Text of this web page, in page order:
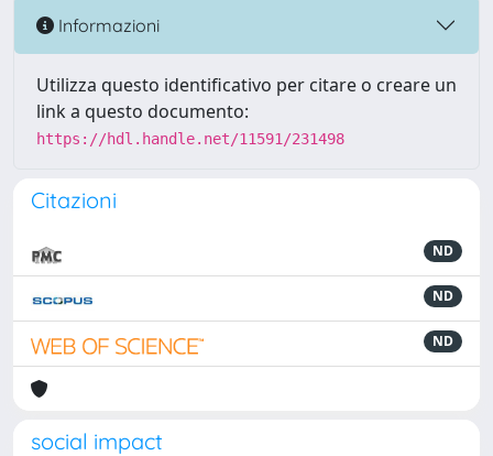
Informazioni
Utilizza questo identificativo per citare o creare un
link a questo documento:
https://hdl.handle.net/11591/231498
Citazioni
ND
ND
ND
social impact